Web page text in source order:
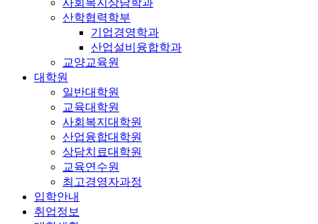
사회복지상담학과
산학협력학부
기업경영학과
산업설비융합학과
교양교육원
대학원
일반대학원
교육대학원
사회복지대학원
산업융합대학원
상담치료대학원
교육연수원
최고경영자과정
입학안내
취업정보